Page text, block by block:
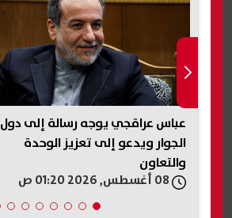
عباس عراقجي يوجه رسالة إلى دول
الجوار ويدعو إلى تعزيز الوحدة
والتعاون